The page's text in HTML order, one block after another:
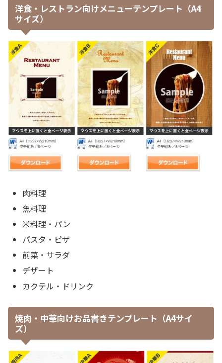
洋食・レストラン向けメニューテンプレート（A4
サイズ）
肉料理
魚料理
米料理・パン
パスタ・ピザ
前菜・サラダ
デザート
カクテル・ドリンク
焼肉・中華向けお品書きテンプレート（A4サイ
ズ）